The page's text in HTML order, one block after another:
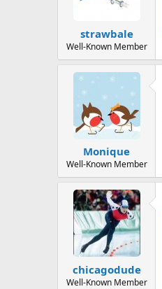
strawbale
Well-Known Member
Monique
Well-Known Member
chicagodude
Well-Known Member